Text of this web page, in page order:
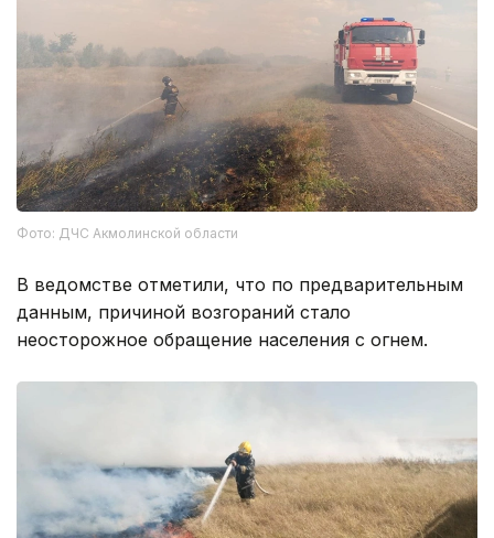
Фото: ДЧС Акмолинской области
В ведомстве отметили, что по предварительным
данным, причиной возгораний стало
неосторожное обращение населения с огнем.